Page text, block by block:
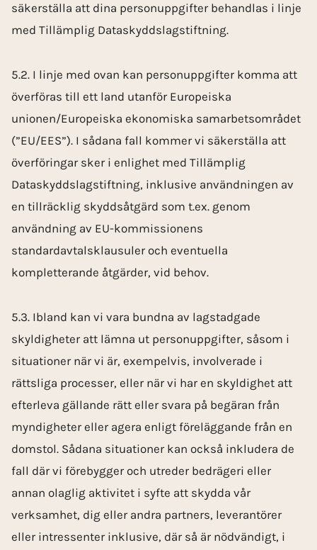
säkerställa att dina personuppgifter behandlas i linje
med Tillämplig Dataskyddslagstiftning.
5.2. I linje med ovan kan personuppgifter komma att
överföras till ett land utanför Europeiska
unionen/Europeiska ekonomiska samarbetsområdet
(”EU/EES”). I sådana fall kommer vi säkerställa att
överföringar sker i enlighet med Tillämplig
Dataskyddslagstiftning, inklusive användningen av
en tillräcklig skyddsåtgärd som t.ex. genom
användning av EU-kommissionens
standardavtalsklausuler och eventuella
kompletterande åtgärder, vid behov.
5.3. Ibland kan vi vara bundna av lagstadgade
skyldigheter att lämna ut personuppgifter, såsom i
situationer när vi är, exempelvis, involverade i
rättsliga processer, eller när vi har en skyldighet att
efterleva gällande rätt eller svara på begäran från
myndigheter eller agera enligt föreläggande från en
domstol. Sådana situationer kan också inkludera de
fall där vi förebygger och utreder bedrägeri eller
annan olaglig aktivitet i syfte att skydda vår
verksamhet, dig eller andra partners, leverantörer
eller intressenter inklusive, där så är nödvändigt, i